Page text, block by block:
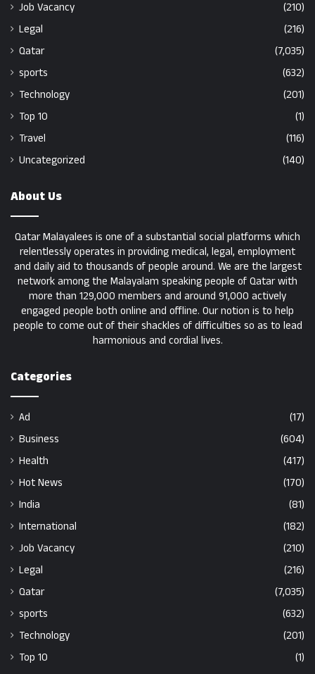
Job Vacancy
(210)
Legal
(216)
Qatar
(7,035)
sports
(632)
Technology
(201)
Top 10
(1)
Travel
(116)
Uncategorized
(140)
About Us
Qatar Malayalees is one of a substantial social platforms which
relentlessly operates in providing medical, legal, employment
and daily aid to thousands of people around. We are the largest
network among the Malayalam speaking people of Qatar with
more than 129,000 members and around 91,000 actively
engaged people both online and offline. Our notion is to help
people to come out of their shackles of difficulties so as to lead
harmonious and cordial lives.
Categories
Ad
(17)
Business
(604)
Health
(417)
Hot News
(170)
India
(81)
International
(182)
Job Vacancy
(210)
Legal
(216)
Qatar
(7,035)
sports
(632)
Technology
(201)
Top 10
(1)